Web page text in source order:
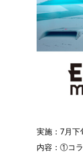
実施：7月下
内容：①コ